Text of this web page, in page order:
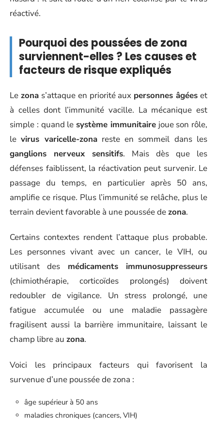
réactivé.
Pourquoi des poussées de zona
surviennent-elles ? Les causes et
facteurs de risque expliqués
Le zonas’attaque en priorité aux personnes âgées et
à celles dont l’immunité vacille. La mécanique est
simple : quand le système immunitairejoue son rôle,
levirus varicelle-zonareste en sommeil dans les
ganglions nerveux sensitifs. Mais dès que les
défenses faiblissent, la réactivation peut survenir. Le
passage du temps, en particulier après 50 ans,
amplifie ce risque. Plus l’immunité se relâche, plus le
terrain devient favorable à une poussée dezona.
Certains contextes rendent l’attaque plus probable.
Les personnes vivant avec un cancer, le VIH, ou
utilisant des médicaments immunosuppresseurs
(chimiothérapie, corticoïdes prolongés) doivent
redoubler de vigilance. Un stress prolongé, une
fatigue accumulée ou une maladie passagère
fragilisent aussi la barrière immunitaire, laissant le
champ libre au zona.
Voici les principaux facteurs qui favorisent la
survenue d’une poussée de zona :
âge supérieur à 50 ans
maladies chroniques (cancers, VIH)